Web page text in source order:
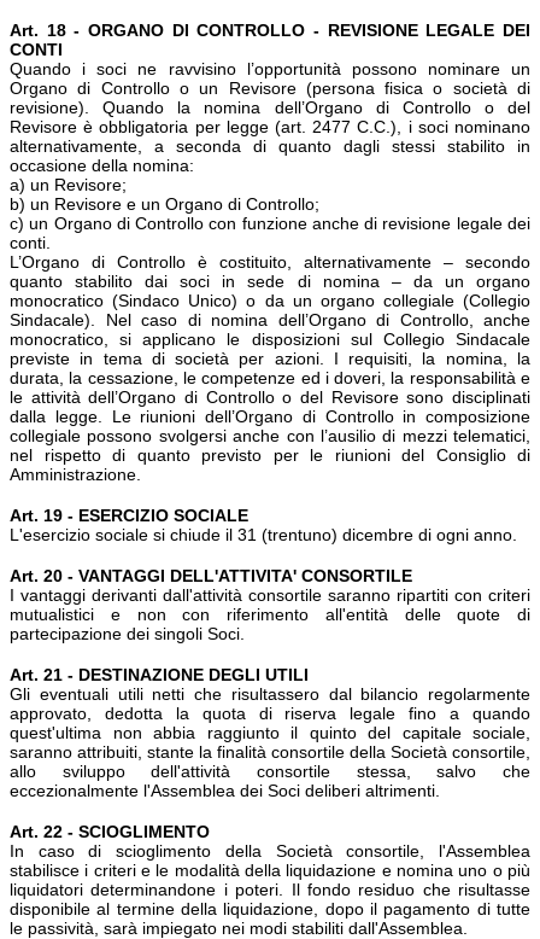
Art. 18 - ORGANO DI CONTROLLO - REVISIONE LEGALE DEI
CONTI
Quando i soci ne ravvisino l’opportunità possono nominare un
Organo di Controllo o un Revisore (persona fisica o società di
revisione). Quando la nomina dell’Organo di Controllo o del
Revisore è obbligatoria per legge (art. 2477 C.C.), i soci nominano
alternativamente, a seconda di quanto dagli stessi stabilito in
occasione della nomina:
a) un Revisore;
b) un Revisore e un Organo di Controllo;
c) un Organo di Controllo con funzione anche di revisione legale dei
conti.
L’Organo di Controllo è costituito, alternativamente – secondo
quanto stabilito dai soci in sede di nomina – da un organo
monocratico (Sindaco Unico) o da un organo collegiale (Collegio
Sindacale). Nel caso di nomina dell’Organo di Controllo, anche
monocratico, si applicano le disposizioni sul Collegio Sindacale
previste in tema di società per azioni. I requisiti, la nomina, la
durata, la cessazione, le competenze ed i doveri, la responsabilità e
le attività dell’Organo di Controllo o del Revisore sono disciplinati
dalla legge. Le riunioni dell’Organo di Controllo in composizione
collegiale possono svolgersi anche con l’ausilio di mezzi telematici,
nel rispetto di quanto previsto per le riunioni del Consiglio di
Amministrazione.
Art. 19 - ESERCIZIO SOCIALE
L'esercizio sociale si chiude il 31 (trentuno) dicembre di ogni anno.
Art. 20 - VANTAGGI DELL'ATTIVITA' CONSORTILE
I vantaggi derivanti dall'attività consortile saranno ripartiti con criteri
mutualistici e non con riferimento all'entità delle quote di
partecipazione dei singoli Soci.
Art. 21 - DESTINAZIONE DEGLI UTILI
Gli eventuali utili netti che risultassero dal bilancio regolarmente
approvato, dedotta la quota di riserva legale fino a quando
quest'ultima non abbia raggiunto il quinto del capitale sociale,
saranno attribuiti, stante la finalità consortile della Società consortile,
allo sviluppo dell'attività consortile stessa, salvo che
eccezionalmente l'Assemblea dei Soci deliberi altrimenti.
Art. 22 - SCIOGLIMENTO
In caso di scioglimento della Società consortile, l'Assemblea
stabilisce i criteri e le modalità della liquidazione e nomina uno o più
liquidatori determinandone i poteri. Il fondo residuo che risultasse
disponibile al termine della liquidazione, dopo il pagamento di tutte
le passività, sarà impiegato nei modi stabiliti dall'Assemblea.